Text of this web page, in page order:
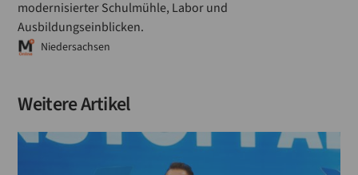
modernisierter Schulmühle, Labor und
Ausbildungseinblicken.
Niedersachsen
Weitere Artikel